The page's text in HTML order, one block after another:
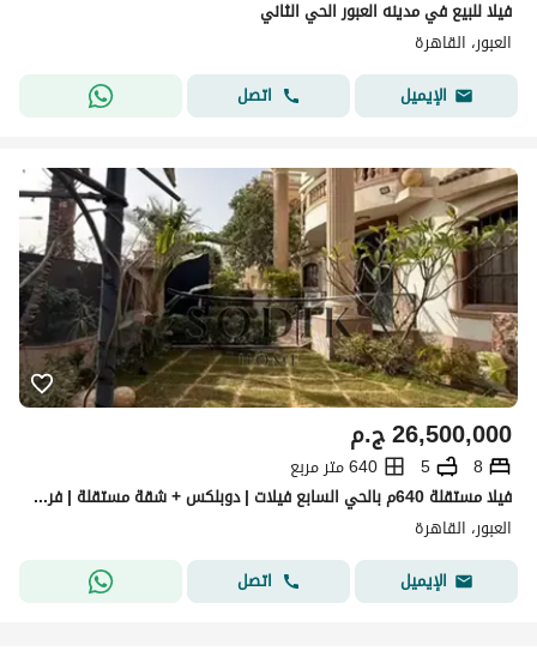
فيلا للبيع في مدينه العبور الحي الثاني
العبور، القاهرة
الإيميل
اتصل
ج.م26,500,000
8
5
640 متر مربع
فيلا مستقلة 640م بالحي السابع فيلات | دوبلكس + شقة مستقلة | فرصة استثمارية متشطبه اللترا سوبر لوكس ِ
العبور، القاهرة
الإيميل
اتصل